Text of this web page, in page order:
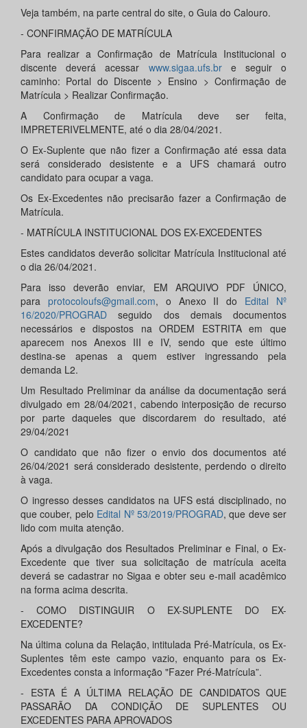
Veja também, na parte central do site, o Guia do Calouro.
- CONFIRMAÇÃO DE MATRÍCULA
Para realizar a Confirmação de Matrícula Institucional o
discente deverá acessar www.sigaa.ufs.bre seguir o
caminho: Portal do Discente > Ensino > Confirmação de
Matrícula > Realizar Confirmação.
A Confirmação de Matrícula deve ser feita,
IMPRETERIVELMENTE, até o dia 28/04/2021.
O Ex-Suplente que não fizer a Confirmação até essa data
será considerado desistente e a UFS chamará outro
candidato para ocupar a vaga.
Os Ex-Excedentes não precisarão fazer a Confirmação de
Matrícula.
- MATRÍCULA INSTITUCIONAL DOS EX-EXCEDENTES
Estes candidatos deverão solicitar Matrícula Institucional até
o dia 26/04/2021.
Para isso deverão enviar, EM ARQUIVO PDF ÚNICO,
para protocoloufs@gmail.com, o Anexo II do Edital Nº
16/2020/PROGRAD seguido dos demais documentos
necessários e dispostos na ORDEM ESTRITA em que
aparecem nos Anexos III e IV, sendo que este último
destina-se apenas a quem estiver ingressando pela
demanda L2.
Um Resultado Preliminar da análise da documentação será
divulgado em 28/04/2021, cabendo interposição de recurso
por parte daqueles que discordarem do resultado, até
29/04/2021
O candidato que não fizer o envio dos documentos até
26/04/2021 será considerado desistente, perdendo o direito
à vaga.
O ingresso desses candidatos na UFS está disciplinado, no
que couber, pelo Edital Nº 53/2019/PROGRAD, que deve ser
lido com muita atenção.
Após a divulgação dos Resultados Preliminar e Final, o Ex-
Excedente que tiver sua solicitação de matrícula aceita
deverá se cadastrar no Sigaa e obter seu e-mail acadêmico
na forma acima descrita.
- COMO DISTINGUIR O EX-SUPLENTE DO EX-
EXCEDENTE?
Na última coluna da Relação, intitulada Pré-Matrícula, os Ex-
Suplentes têm este campo vazio, enquanto para os Ex-
Excedentes consta a informação "Fazer Pré-Matrícula”.
- ESTA É A ÚLTIMA RELAÇÃO DE CANDIDATOS QUE
PASSARÃO DA CONDIÇÃO DE SUPLENTES OU
EXCEDENTES PARA APROVADOS